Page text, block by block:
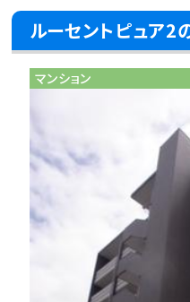
ルーセントピュア2
マンション